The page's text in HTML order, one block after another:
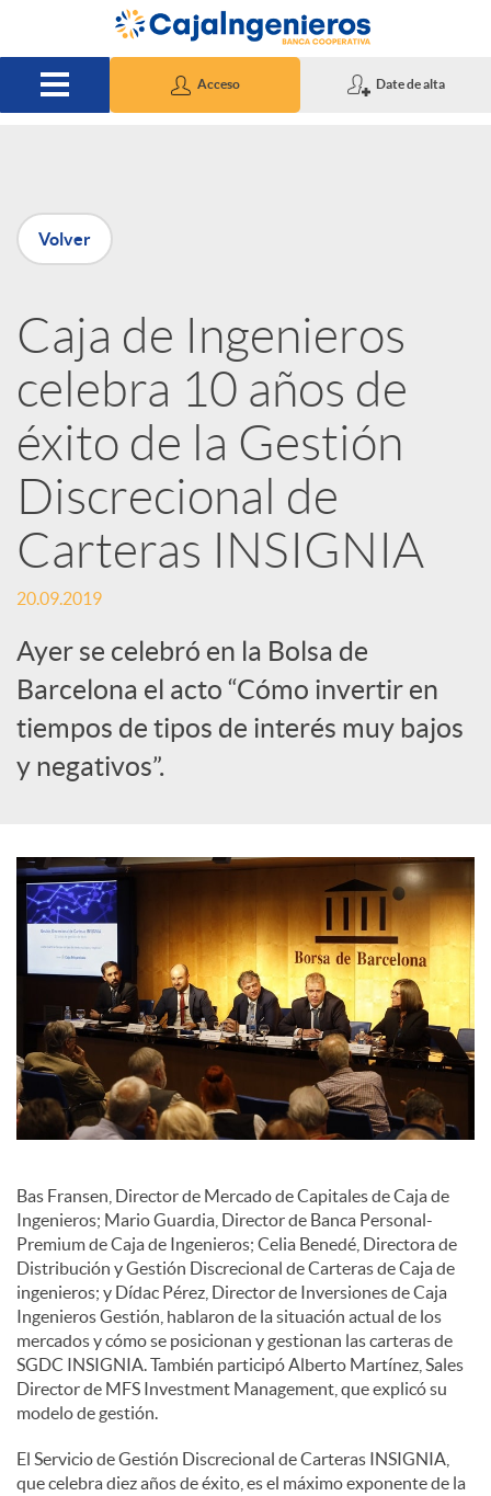
Saltar al contenido principal
Acceso Date de alta
P
u
b
l
i
c
d
o
d
e
c
o
n
t
e
n
i
Volver
Caja de Ingenieros
celebra 10 años de
éxito de la Gestión
Discrecional de
Carteras INSIGNIA
20.09.2019
Ayer se celebró en la Bolsa de
Barcelona el acto “Cómo invertir en
tiempos de tipos de interés muy bajos
y negativos”.
Bas Fransen, Director de Mercado de Capitales de Caja de
Ingenieros; Mario Guardia, Director de Banca Personal-
Premium de Caja de Ingenieros; Celia Benedé, Directora de
Distribución y Gestión Discrecional de Carteras de Caja de
ingenieros; y Dídac Pérez, Director de Inversiones de Caja
Ingenieros Gestión, hablaron de la situación actual de los
mercados y cómo se posicionan y gestionan las carteras de
SGDC INSIGNIA. También participó Alberto Martínez, Sales
Director de MFS Investment Management, que explicó su
modelo de gestión.
El Servicio de Gestión Discrecional de Carteras INSIGNIA,
que celebra diez años de éxito, es el máximo exponente de la